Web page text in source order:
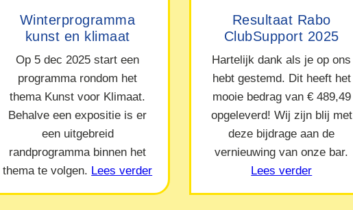
Winterprogramma
kunst en klimaat
Op 5 dec 2025 start een
programma rondom het
thema Kunst voor Klimaat.
Behalve een expositie is er
een uitgebreid
randprogramma binnen het
thema te volgen. Lees verder
Resultaat Rabo
ClubSupport 2025
Hartelijk dank als je op ons
hebt gestemd. Dit heeft het
mooie bedrag van € 489,49
opgeleverd! Wij zijn blij met
deze bijdrage aan de
vernieuwing van onze bar.
Lees verder